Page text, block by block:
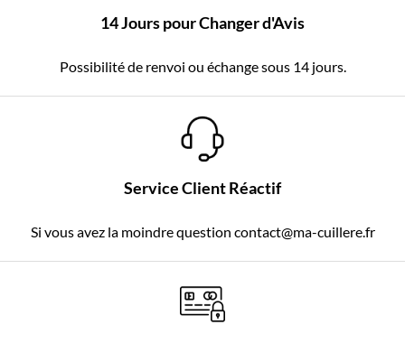
14 Jours pour Changer d'Avis
Possibilité de renvoi ou échange sous 14 jours.
Service Client Réactif
Si vous avez la moindre question contact@ma-cuillere.fr